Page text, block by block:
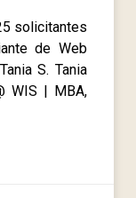
solicitantes
de Web
S. Tania
WIS | MBA,